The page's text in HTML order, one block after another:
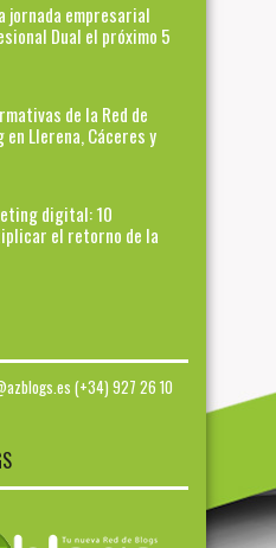
jornada empresarial
Dual el próximo 5
de la Red de
en Llerena, Cáceres y
digital: 10
el retorno de la
(+34) 927 26 10